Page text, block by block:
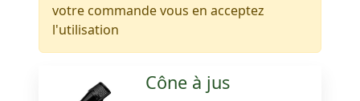
votre commande vous en acceptez
l'utilisation
Cône à jus